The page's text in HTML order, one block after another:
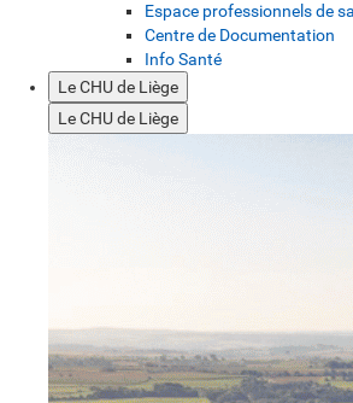
Espace professionnels de
Centre de Documentation
Info Santé
Le CHU de Liège
Le CHU de Liège